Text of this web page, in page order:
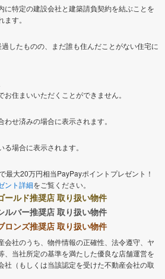
に特定の建設会社と建築請負契約を結ぶことを
す。
したものの、まだ誰も住んだことがない住宅に
住まいいただくことができません。
せ済みの場合に表示されます。
場合に表示されます。
最大20万円相当PayPayポイントプレゼント！
ント詳細をご覧ください。
ールド推奨店 取り扱い物件
ルバー推奨店 取り扱い物件
ロンズ推奨店 取り扱い物件
会社のうち、物件情報の正確性、法令遵守、ヤ
、当社所定の基準を満たした優良な店舗運営を
社（もしくは当該認定を受けた不動産会社の取